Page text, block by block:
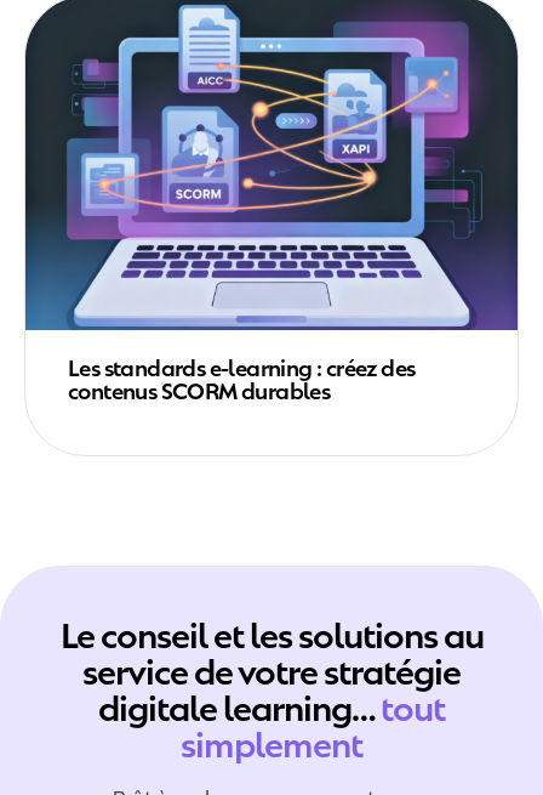
Les standards e-learning : créez des
contenus SCORM durables
Le conseil et les solutions au
service de votre stratégie
digitale learning…tout
simplement